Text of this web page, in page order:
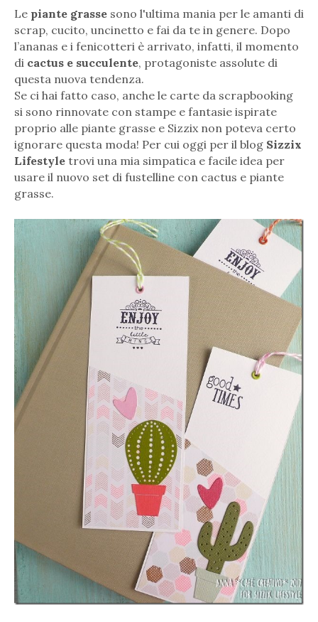
Le piante grasse sono l'ultima mania per le amanti di
scrap, cucito, uncinetto e fai da te in genere. Dopo
l’ananas e i fenicotteri è arrivato, infatti, il momento
di cactus e succulente, protagoniste assolute di
questa nuova tendenza.
Se ci hai fatto caso, anche le carte da scrapbooking
si sono rinnovate con stampe e fantasie ispirate
proprio alle piante grasse e Sizzix non poteva certo
ignorare questa moda! Per cui oggi per il blog Sizzix
Lifestyle trovi una mia simpatica e facile idea per
usare il nuovo set di fustelline con cactus e piante
grasse.